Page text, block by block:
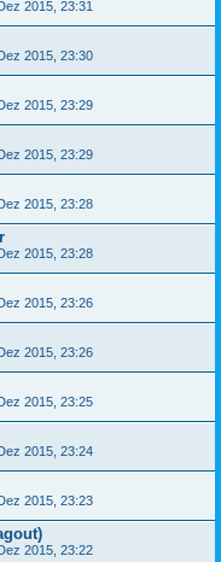
2015, 23:31
2015, 23:30
2015, 23:29
2015, 23:29
2015, 23:28
2015, 23:28
2015, 23:26
2015, 23:26
2015, 23:25
2015, 23:24
2015, 23:23
2015, 23:22